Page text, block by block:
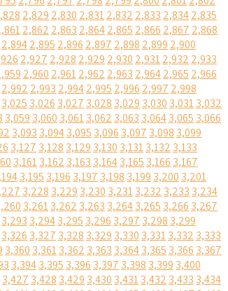
2,829 2,830 2,8312,832 2,833 2,8342,835
2,862 2,863 2,8642,865 2,866 2,867 2,868
2,8942,895 2,896 2,897 2,898 2,899 2,900
2,927 2,928 2,929 2,930 2,9312,932 2,933
2,960 2,9612,962 2,963 2,9642,965 2,966
2,992 2,993 2,9942,995 2,996 2,997 2,998
3,025 3,026 3,027 3,028 3,029 3,030 3,0313,032
3,059 3,060 3,0613,062 3,063 3,0643,065 3,066
3,093 3,0943,095 3,096 3,097 3,098 3,099
3,127 3,128 3,129 3,130 3,1313,132 3,133
3,1613,162 3,163 3,1643,165 3,166 3,167
3,195 3,196 3,197 3,198 3,199 3,200 3,201
3,228 3,229 3,230 3,2313,232 3,233 3,234
3,2613,262 3,263 3,2643,265 3,266 3,267
3,293 3,2943,295 3,296 3,297 3,298 3,299
3,326 3,327 3,328 3,329 3,330 3,3313,332 3,333
3,360 3,3613,362 3,363 3,3643,365 3,366 3,367
3,3943,395 3,396 3,397 3,398 3,399 3,400
3,427 3,428 3,429 3,430 3,4313,432 3,433 3,434